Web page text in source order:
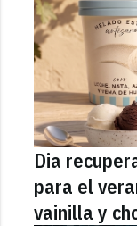
Dia
para el
vainilla y